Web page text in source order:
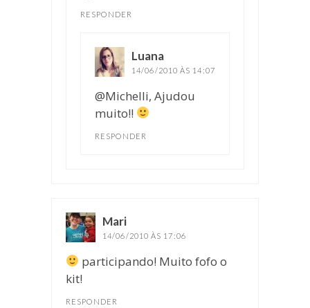
RESPONDER
Luana
14/06/2010 ÀS 14:07
@Michelli, Ajudou
muito!!
RESPONDER
Mari
14/06/2010 ÀS 17:06
participando! Muito fofo o
kit!
RESPONDER